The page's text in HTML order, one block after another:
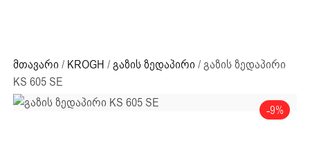
მთავარი / KROGH /გაზის ზედაპირი / გაზის ზედაპირი
KS 605 SE
-9%